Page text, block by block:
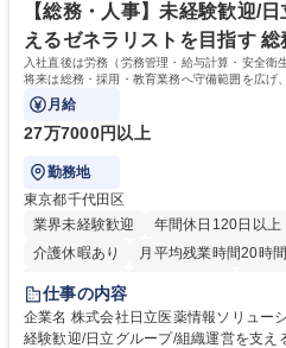
を込めてコミュニケーションをとりな
す。 学歴・資格 学歴：大学院 大学 高専 短大 専修学校 高校 語学力： 資
格：
【総務・人事】未経験歓迎/
えるゼネラリストを目指す 総
入社直後は労務（労務管理・給与計算・安全衛
将来は総務・採用・教育業務へ守備範囲を広げ
ます。
月給
27万7000円以上
勤務地
東京都千代田区
業界未経験歓迎
年間休日120日以上
介護休暇あり
月平均残業時間20時
住宅手当あり
育休あり
完全週休2日制 交通費支
仕事の内容
企業名 株式会社日立医薬情報ソリューションズ 求人名 【総
経験歓迎/日立グループ/組織運営を支えるゼ